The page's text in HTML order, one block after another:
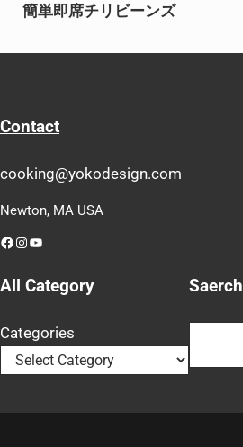
簡単即席チリビーンズ
Contact
cooking@yokodesign.com
Newton, MA USA
Facebook
Instagram
YouTube
All Category
Categories
Saerch